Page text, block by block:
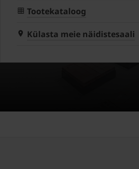
Tootekataloog
Külasta meie näidistesaali